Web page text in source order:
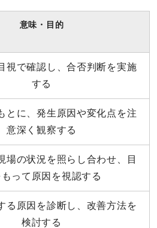
意味・目的
視で確認し、合否判断を実施
する
とに、発生原因や変化点を注
意深く観察する
場の状況を照らし合わせ、目
って原因を視認する
る原因を診断し、改善方法を
検討する